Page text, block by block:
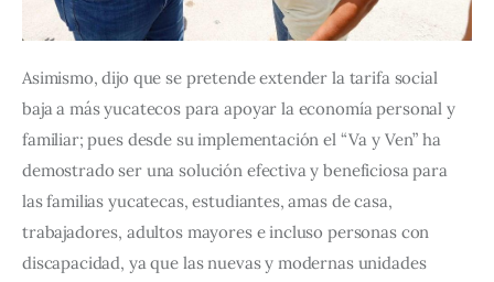
Asimismo, dijo que se pretende extender la tarifa social
baja a más yucatecos para apoyar la economía personal y
familiar; pues desde su implementación el “Va y Ven” ha
demostrado ser una solución efectiva y beneficiosa para
las familias yucatecas, estudiantes, amas de casa,
trabajadores, adultos mayores e incluso personas con
discapacidad, ya que las nuevas y modernas unidades